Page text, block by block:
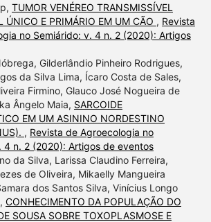
TUMOR VENÉREO TRANSMISSÍVEL
ÚNICO E PRIMÁRIO EM UM CÃO , Revista
no Semiárido: v. 4 n. 2 (2020): Artigos
Gilderlândio Pinheiro Rodrigues,
da Silva Lima, Ícaro Costa de Sales,
Firmino, Glauco José Nogueira de
Ângelo Maia, SARCOIDE
EM UM ASININO NORDESTINO
, Revista de Agroecologia no
4 n. 2 (2020): Artigos de eventos
da Silva, Larissa Claudino Ferreira,
de Oliveira, Mikaelly Mangueira
dos Santos Silva, Vinícius Longo
CONHECIMENTO DA POPULAÇÃO DO
SOUSA SOBRE TOXOPLASMOSE E